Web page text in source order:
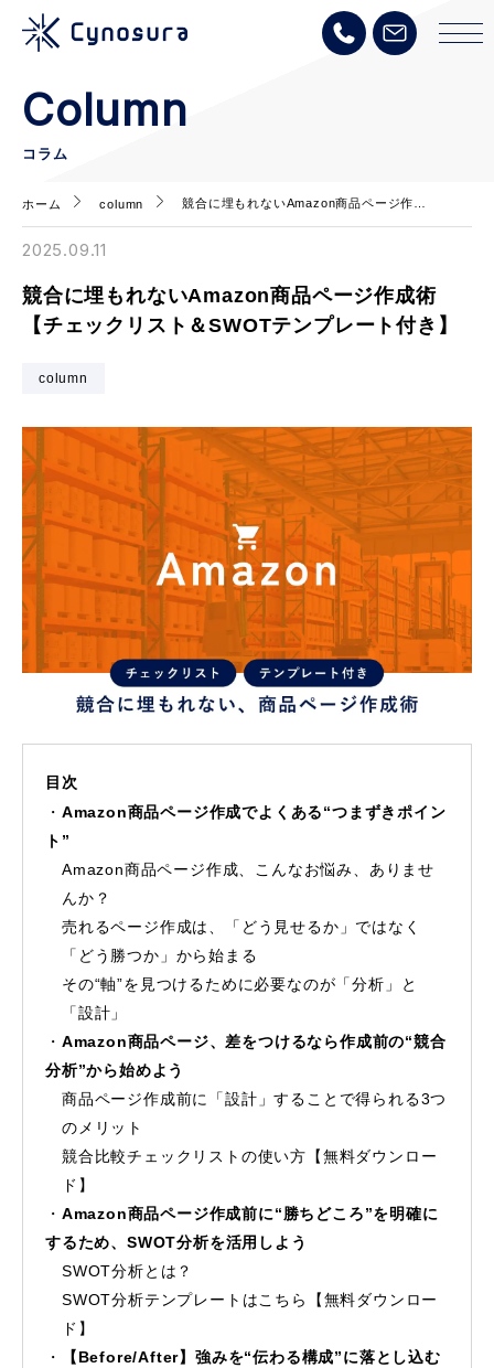
Column
コラム
ホーム column 競合に埋もれないAmazon商品ページ作…
2025.09.11
競合に埋もれないAmazon商品ページ作成術
【チェックリスト＆SWOTテンプレート付き】
column
目次
Amazon商品ページ作成でよくある“つまずきポイン
ト”
Amazon商品ページ作成、こんなお悩み、ありませ
んか？
売れるページ作成は、「どう見せるか」ではなく
「どう勝つか」から始まる
その“軸”を見つけるために必要なのが「分析」と
「設計」
Amazon商品ページ、差をつけるなら作成前の“競合
分析”から始めよう
商品ページ作成前に「設計」することで得られる3つ
のメリット
競合比較チェックリストの使い方【無料ダウンロー
ド】
Amazon商品ページ作成前に“勝ちどころ”を明確に
するため、SWOT分析を活用しよう
SWOT分析とは？
SWOT分析テンプレートはこちら【無料ダウンロー
ド】
【Before/After】強みを“伝わる構成”に落とし込む